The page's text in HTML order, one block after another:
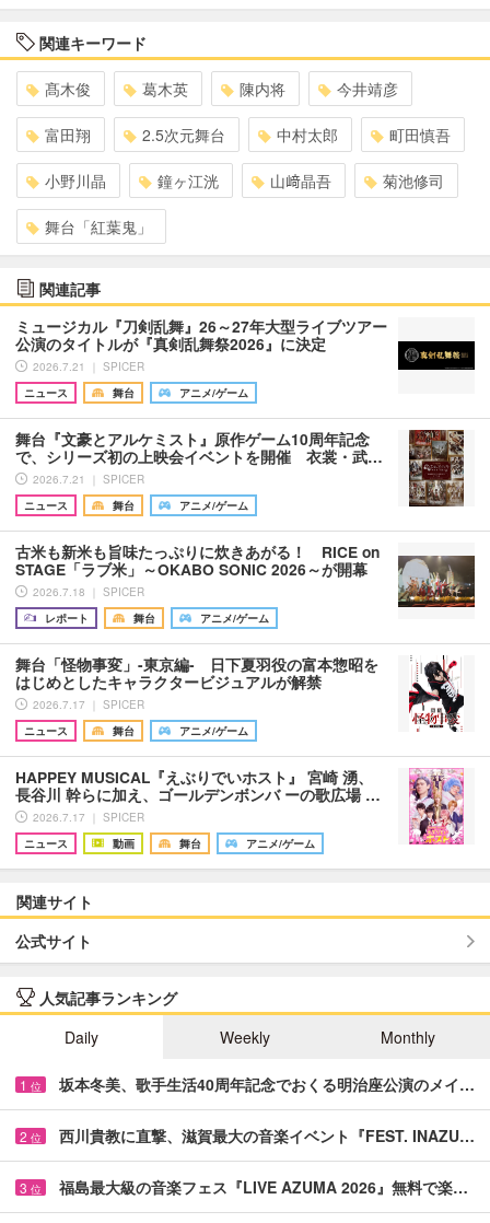
関連キーワード
髙木俊 葛木英 陳内将 今井靖彦
富田翔 2.5次元舞台 中村太郎 町田慎吾
小野川晶 鐘ヶ江洸 山﨑晶吾 菊池修司
舞台「紅葉鬼」
関連記事
ミュージカル『刀剣乱舞』26～27年大型ライブツアー
公演のタイトルが『真剣乱舞祭2026』に決定
2026.7.21 ｜ SPICER
ニュース
舞台 アニメ/ゲーム
舞台『文豪とアルケミスト』原作ゲーム10周年記念
で、シリーズ初の上映会イベントを開催 衣裳・武…
2026.7.21 ｜ SPICER
ニュース
舞台 アニメ/ゲーム
古米も新米も旨味たっぷりに炊きあがる！ RICE on
STAGE「ラブ米」～OKABO SONIC 2026～が開幕
2026.7.18 ｜ SPICER
レポート
舞台 アニメ/ゲーム
舞台「怪物事変」-東京編- 日下夏羽役の富本惣昭を
はじめとしたキャラクタービジュアルが解禁
2026.7.17 ｜ SPICER
ニュース
舞台 アニメ/ゲーム
HAPPEY MUSICAL『えぶりでいホスト』 宮崎 湧、
長谷川 幹らに加え、ゴールデンボンバ ーの歌広場 …
2026.7.17 ｜ SPICER
ニュース
動画 舞台 アニメ/ゲーム
関連サイト
公式サイト
人気記事ランキング
Daily
Weekly Monthly
1 位 坂本冬美、歌手生活40周年記念でおくる明治座公演のメイ…
2 位 西川貴教に直撃、滋賀最大の音楽イベント『FEST. INAZU…
3 位 福島最大級の音楽フェス『LIVE AZUMA 2026』無料で楽…